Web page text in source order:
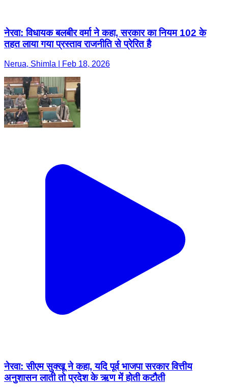
नेरवा: विधायक बलबीर वर्मा ने कहा, सरकार का नियम 102 के
तहत लाया गया प्रस्ताव राजनीति से प्रेरित है
Nerua, Shimla | Feb 18, 2026
नेरवा: सीएम सुक्खू ने कहा, यदि पूर्व भाजपा सरकार वित्तीय
अनुशासन लाती तो प्रदेश के ऋण में होती कटौती